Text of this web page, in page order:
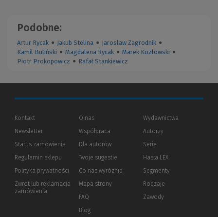
Podobne:
Artur Rycak ● Jakub Stelina ● Jarosław Zagrodnik ●
Kamil Buliński ● Magdalena Rycak ● Marek Kozłowski ●
Piotr Prokopowicz ● Rafał Stankiewicz
Kontakt
Newsletter
Status zamówienia
Regulamin sklepu
Polityka prywatności (Nowe
(Link
innej
Zwrot lub reklamacja
zamówienia
O nas
Współpraca
Dla autorów(Nowe
(Link
innej
strony)
Twoje sugestie
Co nas wyróżnia
Mapa strony
FAQ
Blog
Wydawnictwa
Autorzy
Serie
Hasła LEX
Segmenty
Rodzaje
Zawody